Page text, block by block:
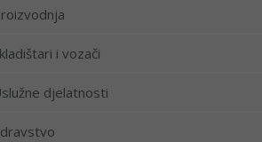
i vozači
djelatnosti